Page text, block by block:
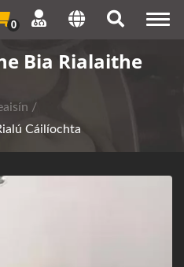
0
Bia Rialaithe
/
Cáilíochta